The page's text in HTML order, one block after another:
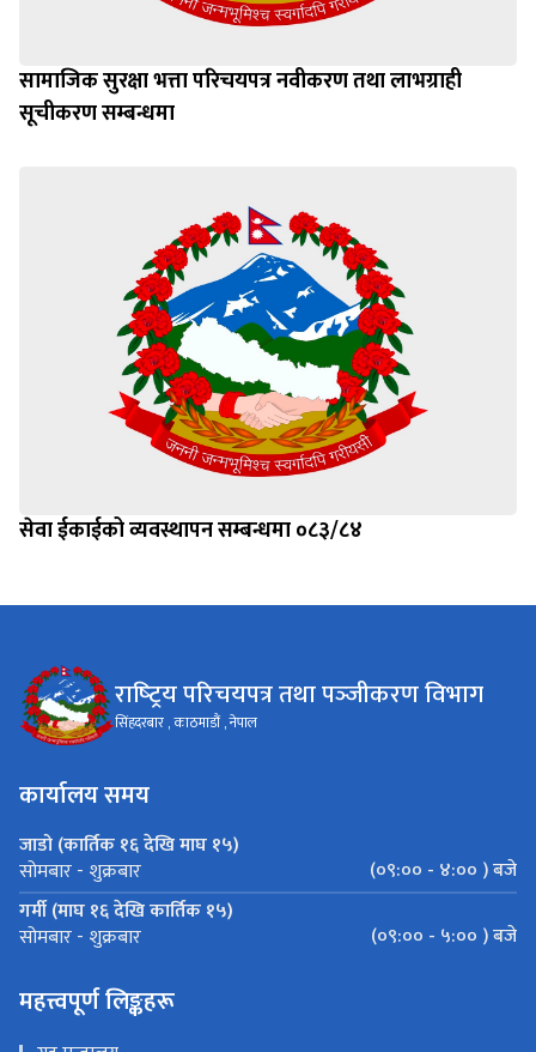
सामाजिक सुरक्षा भत्ता परिचयपत्र नवीकरण तथा लाभग्राही
सूचीकरण सम्बन्धमा
सेवा ईकाईको व्यवस्थापन सम्बन्धमा ०८३/८४
राष्‍ट्रिय परिचयपत्र तथा पञ्‍जीकरण विभाग
सिंहदरबार , काठमाडौं , नेपाल
कार्यालय समय
जाडो (कार्तिक १६ देखि माघ १५)
सोमबार - शुक्रबार
(०९:०० - ४:०० ) बजे
गर्मी (माघ १६ देखि कार्तिक १५)
सोमबार - शुक्रबार (०९:०० - ५:०० ) बजे
महत्त्वपूर्ण लिङ्कहरू